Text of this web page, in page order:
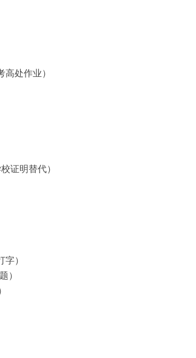
处作业）
证明替代）
）
）